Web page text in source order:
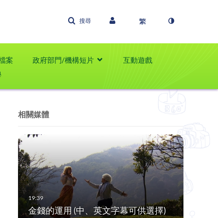
搜尋
案 政府部門/機構短片
互動遊戲
相關媒體
金錢的運用 (中、英文字幕可供選擇)